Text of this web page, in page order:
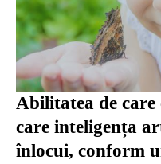
Abilitatea de care
care inteligența
înlocui, conform